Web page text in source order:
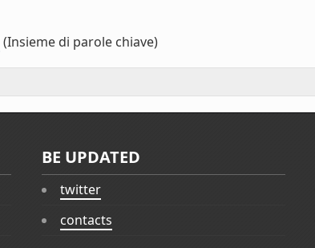
(Insieme di parole chiave)
BE UPDATED
twitter
contacts